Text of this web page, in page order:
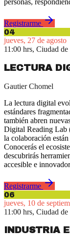
personas,
Registrarme
04
jueves, 27 de agosto
11:00 hrs, Ciudad
LECTURA
Gautier Chomel
La lectura digital
estándares
también abren
Digital Reading Lab
la colaboración
Conocerás el
descubrirás
accesible e
Registrarme
06
jueves, 10 de
11:00 hrs, Ciudad
INDUSTRIA